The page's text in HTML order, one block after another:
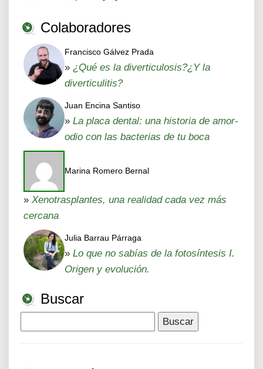
Colaboradores
Francisco Gálvez Prada
» ¿Qué es la diverticulosis?¿Y la
diverticulitis?
Juan Encina Santiso
» La placa dental: una historia de amor-
odio con las bacterias de tu boca
Marina Romero Bernal
» Xenotrasplantes, una realidad cada vez más
cercana
Julia Barrau Párraga
» Lo que no sabías de la fotosíntesis I.
Origen y evolución.
Buscar